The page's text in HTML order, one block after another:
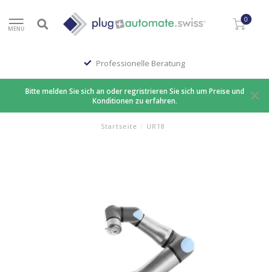
MENU
0
Professionelle Beratung
Bitte melden Sie sich an oder regristrieren Sie sich um Preise und
Konditionen zu erfahren.
Startseite / UR18